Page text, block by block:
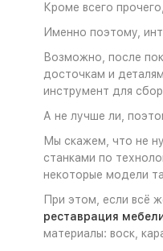
Кроме всего
Именно поэтому,
Возможно, после
досточкам и
инструмент для
А не лучше ли,
Мы скажем, что не
станками по
некоторые модели
При этом, если всё
реставрация
материалы: воск,